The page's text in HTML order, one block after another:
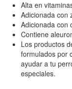
Alta en
Adicionada con
Adicionada con
Contiene
Los productos
formulados por
ayudar a tu
especiales.